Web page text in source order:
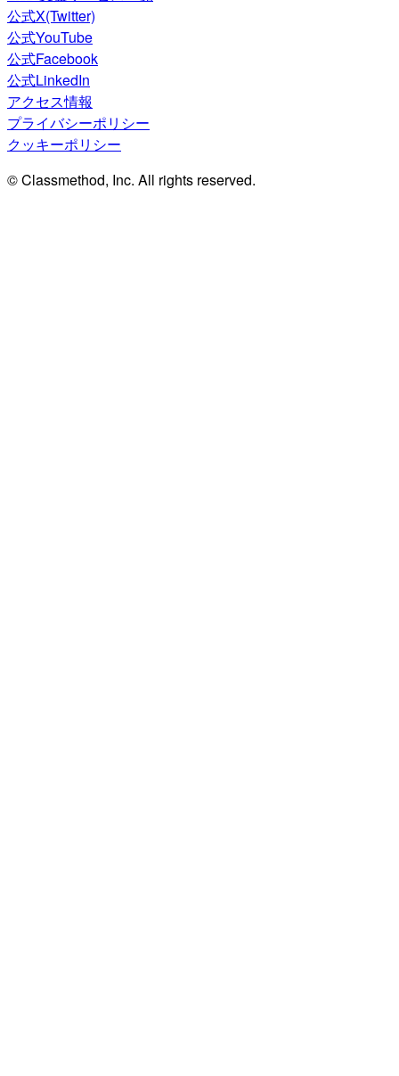
公式X(Twitter)
公式YouTube
公式Facebook
公式LinkedIn
アクセス情報
プライバシーポリシー
クッキーポリシー
© Classmethod, Inc. All rights reserved.